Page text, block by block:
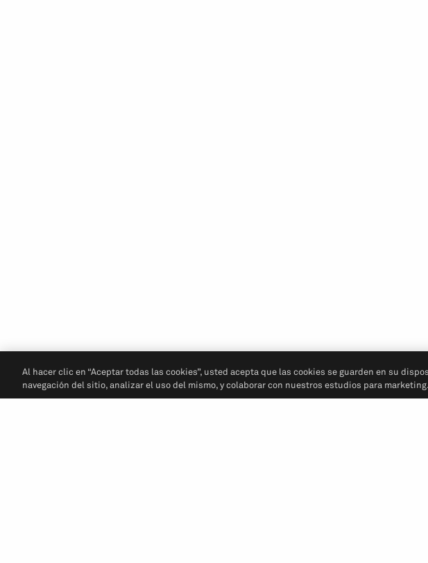
Al hacer clic en “Aceptar todas las cookies”, usted acepta que las cookies se guarden en su
navegación del sitio, analizar el uso del mismo, y colaborar con nuestros estudios para marketing.